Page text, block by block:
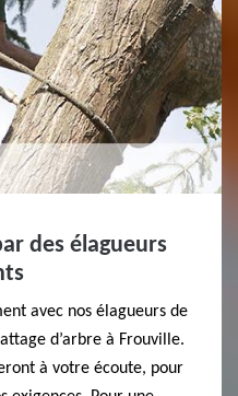
des élagueurs
avec nos élagueurs de
d’arbre à Frouville.
à votre écoute, pour